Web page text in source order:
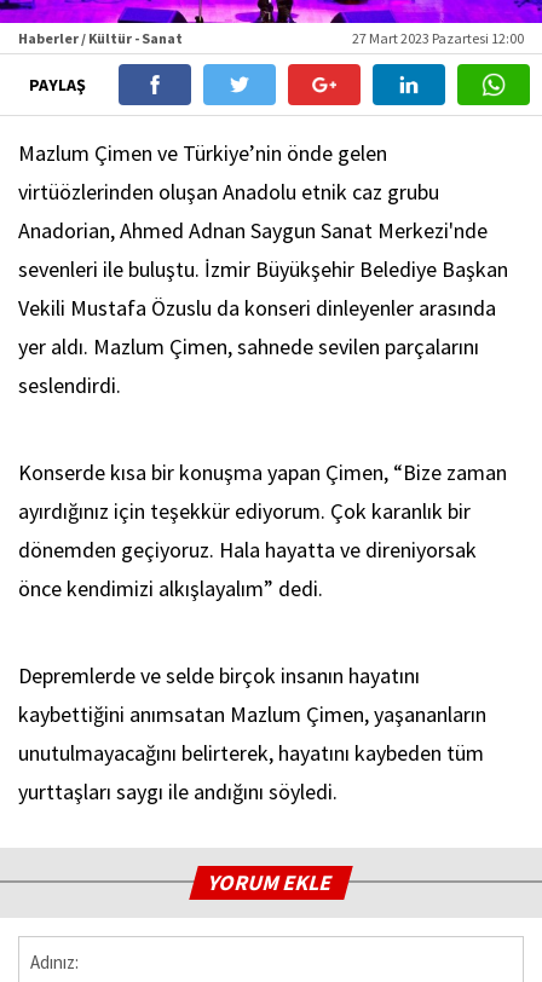
Haberler / Kültür - Sanat 27 Mart 2023 Pazartesi 12:00
PAYLAŞ
Mazlum Çimen ve Türkiye’nin önde gelen
virtüözlerinden oluşan Anadolu etnik caz grubu
Anadorian, Ahmed Adnan Saygun Sanat Merkezi'nde
sevenleri ile buluştu. İzmir Büyükşehir Belediye Başkan
Vekili Mustafa Özuslu da konseri dinleyenler arasında
yer aldı. Mazlum Çimen, sahnede sevilen parçalarını
seslendirdi.
Konserde kısa bir konuşma yapan Çimen, “Bize zaman
ayırdığınız için teşekkür ediyorum. Çok karanlık bir
dönemden geçiyoruz. Hala hayatta ve direniyorsak
önce kendimizi alkışlayalım” dedi.
Depremlerde ve selde birçok insanın hayatını
kaybettiğini anımsatan Mazlum Çimen, yaşananların
unutulmayacağını belirterek, hayatını kaybeden tüm
yurttaşları saygı ile andığını söyledi.
YORUM EKLE